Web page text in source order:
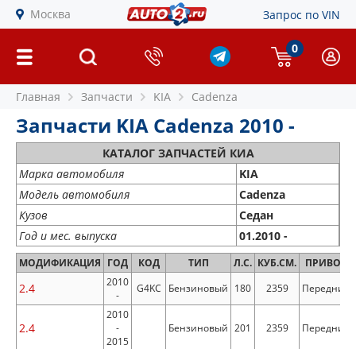
Москва Запрос по VIN
0
Главная Запчасти KIA Cadenza
Запчасти KIA Cadenza 2010 -
КАТАЛОГ ЗАПЧАСТЕЙ КИА
Марка автомобиля
KIA
Модель автомобиля
Cadenza
Кузов
Седан
Год и мес. выпуска
01.2010 -
МОДИФИКАЦИЯ ГОД КОД ТИП Л.С. КУБ.СМ. ПРИВОД
2.4
2010
-
G4KC Бензиновый 180 2359 Передний
2.4
2010
-
2015
Бензиновый 201 2359 Передний